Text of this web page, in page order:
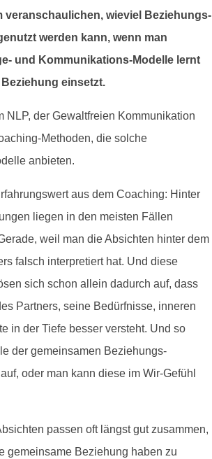
veranschaulichen, wieviel Beziehungs-
werden kann, wenn man
und Kommunikations-Modelle lernt
einsetzt.
NLP, der Gewaltfreien Kommunikation
Methoden, die solche
anbieten.
aus dem Coaching: Hinter
liegen in den meisten Fällen
weil man die Absichten hinter dem
falsch interpretiert hat. Und diese
sich schon allein dadurch auf, dass
Partners, seine Bedürfnisse, inneren
in der Tiefe besser versteht. Und so
der gemeinsamen Beziehungs-
oder man kann diese im Wir-Gefühl
passen oft längst gut zusammen,
gemeinsame Beziehung haben zu